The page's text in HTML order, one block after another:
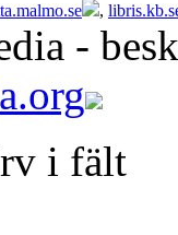
,
-
i fält